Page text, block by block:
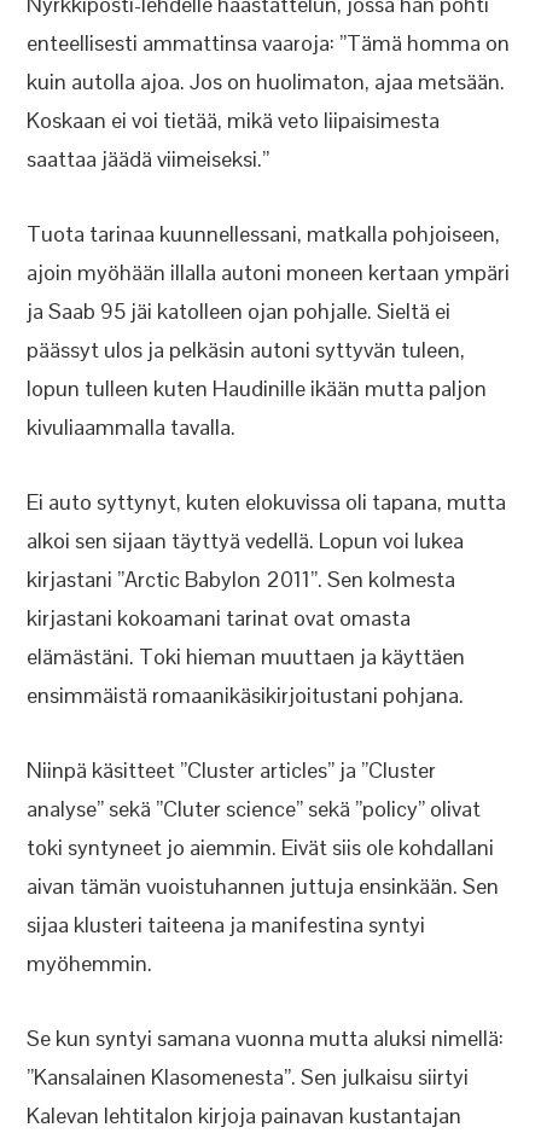
enteellisesti ammattinsa vaaroja: ”Tämä homma on
kuin autolla ajoa. Jos on huolimaton, ajaa metsään.
Koskaan ei voi tietää, mikä veto liipaisimesta
saattaa jäädä viimeiseksi.”
Tuota tarinaa kuunnellessani, matkalla pohjoiseen,
ajoin myöhään illalla autoni moneen kertaan ympäri
ja Saab 95 jäi katolleen ojan pohjalle. Sieltä ei
päässyt ulos ja pelkäsin autoni syttyvän tuleen,
lopun tulleen kuten Haudinille ikään mutta paljon
kivuliaammalla tavalla.
Ei auto syttynyt, kuten elokuvissa oli tapana, mutta
alkoi sen sijaan täyttyä vedellä. Lopun voi lukea
kirjastani ”Arctic Babylon 2011”. Sen kolmesta
kirjastani kokoamani tarinat ovat omasta
elämästäni. Toki hieman muuttaen ja käyttäen
ensimmäistä romaanikäsikirjoitustani pohjana.
Niinpä käsitteet ”Cluster articles” ja ”Cluster
analyse” sekä ”Cluter science” sekä ”policy” olivat
toki syntyneet jo aiemmin. Eivät siis ole kohdallani
aivan tämän vuoistuhannen juttuja ensinkään. Sen
sijaa klusteri taiteena ja manifestina syntyi
myöhemmin.
Se kun syntyi samana vuonna mutta aluksi nimellä:
”Kansalainen Klasomenesta”. Sen julkaisu siirtyi
Kalevan lehtitalon kirjoja painavan kustantajan